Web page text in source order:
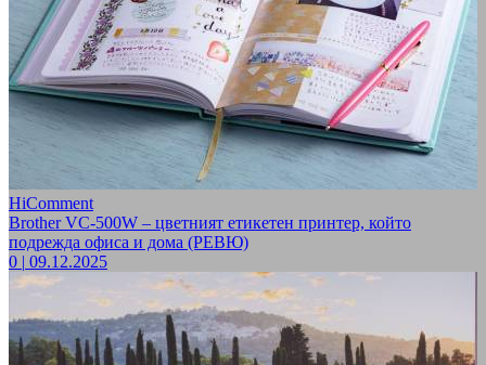
HiComment
Brother VC-500W – цветният етикетен принтер, който
подрежда офиса и дома (РЕВЮ)
0 | 09.12.2025